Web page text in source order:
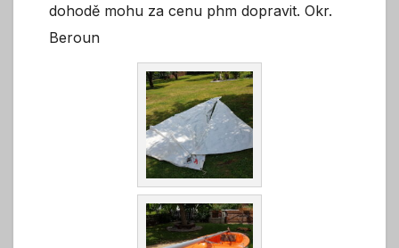
dohodě mohu za cenu phm dopravit. Okr.
Beroun